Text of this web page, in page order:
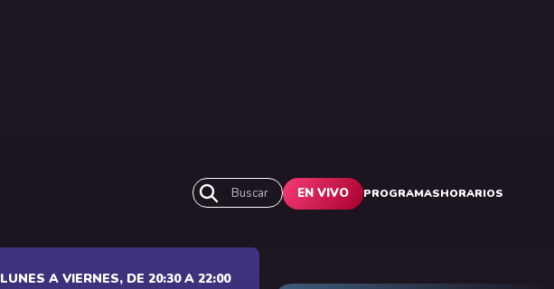
Buscar EN VIVO PROGRAMASHORARIOS
LUNES A VIERNES, DE 20:30 A 22:00